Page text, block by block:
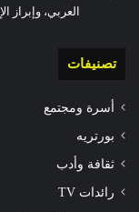
العربي، وإبراز
تصنيفات
أسرة ومجتمع
بورتريه
ثقافة وأدب
رائدات TV